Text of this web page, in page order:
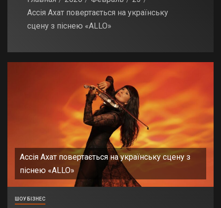
Ассія Ахат повертається на українську
сцену з піснею «ALLO»
Ассія Ахат повертається на українську сцену з
піснею «ALLO»
ШОУ БІЗНЕС